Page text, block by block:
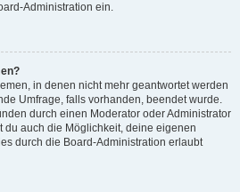
Administration ein.
in denen nicht mehr geantwortet werden
Umfrage, falls vorhanden, beendet wurde.
durch einen Moderator oder Administrator
du auch die Möglichkeit, deine eigenen
durch die Board-Administration erlaubt